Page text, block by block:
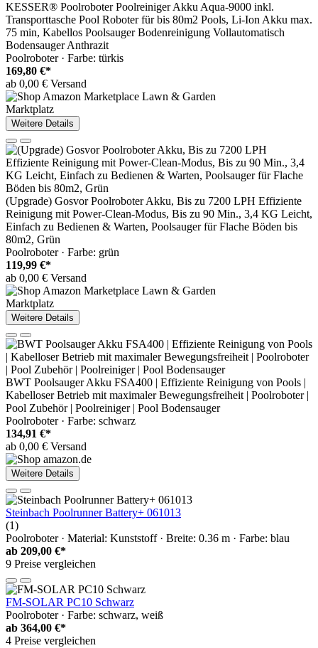
KESSER® Poolroboter Poolreiniger Akku Aqua-9000 inkl.
Transporttasche Pool Roboter für bis 80m2 Pools, Li-Ion Akku max.
75 min, Kabellos Poolsauger Bodenreinigung Vollautomatisch
Bodensauger Anthrazit
Poolroboter · Farbe: türkis
169,80 €*
ab 0,00 € Versand
Marktplatz
Weitere Details
(Upgrade) Gosvor Poolroboter Akku, Bis zu 7200 LPH Effiziente
Reinigung mit Power-Clean-Modus, Bis zu 90 Min., 3,4 KG Leicht,
Einfach zu Bedienen & Warten, Poolsauger für Flache Böden bis
80m2, Grün
Poolroboter · Farbe: grün
119,99 €*
ab 0,00 € Versand
Marktplatz
Weitere Details
BWT Poolsauger Akku FSA400 | Effiziente Reinigung von Pools |
Kabelloser Betrieb mit maximaler Bewegungsfreiheit | Poolroboter |
Pool Zubehör | Poolreiniger | Pool Bodensauger
Poolroboter · Farbe: schwarz
134,91 €*
ab 0,00 € Versand
Weitere Details
Steinbach Poolrunner Battery+ 061013
(1)
Poolroboter · Material: Kunststoff · Breite: 0.36 m · Farbe: blau
ab 209,00 €*
9 Preise vergleichen
FM-SOLAR PC10 Schwarz
Poolroboter · Farbe: schwarz, weiß
ab 364,00 €*
4 Preise vergleichen